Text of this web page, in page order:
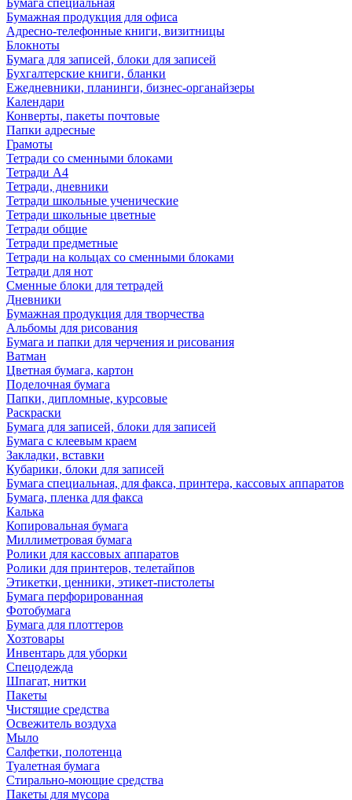
Бумага специальная
Бумажная продукция для офиса
Адресно-телефонные книги, визитницы
Блокноты
Бумага для записей, блоки для записей
Бухгалтерские книги, бланки
Ежедневники, планинги, бизнес-органайзеры
Календари
Конверты, пакеты почтовые
Папки адресные
Грамоты
Тетради со сменными блоками
Тетради А4
Тетради, дневники
Тетради школьные ученические
Тетради школьные цветные
Тетради общие
Тетради предметные
Тетради на кольцах со сменными блоками
Тетради для нот
Сменные блоки для тетрадей
Дневники
Бумажная продукция для творчества
Альбомы для рисования
Бумага и папки для черчения и рисования
Ватман
Цветная бумага, картон
Поделочная бумага
Папки, дипломные, курсовые
Раскраски
Бумага для записей, блоки для записей
Бумага с клеевым краем
Закладки, вставки
Кубарики, блоки для записей
Бумага специальная, для факса, принтера, кассовых аппаратов
Бумага, пленка для факса
Калька
Копировальная бумага
Миллиметровая бумага
Ролики для кассовых аппаратов
Ролики для принтеров, телетайпов
Этикетки, ценники, этикет-пистолеты
Бумага перфорированная
Фотобумага
Бумага для плоттеров
Хозтовары
Инвентарь для уборки
Спецодежда
Шпагат, нитки
Пакеты
Чистящие средства
Освежитель воздуха
Мыло
Салфетки, полотенца
Туалетная бумага
Стирально-моющие средства
Пакеты для мусора